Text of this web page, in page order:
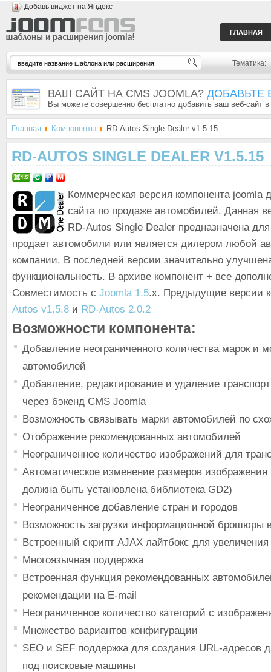
Добавь виджет на Яндекс
ГЛАВНАЯ
Тематика:
ВАШ САЙТ НА CMS JOOMLA? ДОБАВЬТЕ
Вы можете совершенно бесплатно добавить ваш веб-сайт
Главная Компоненты RD-Autos Single Dealer v1.5.15
RD-AUTOS SINGLE DEALER V1.5.15
Коммерческая версия компонента joomla
сайта по продаже автомобилей. Данная
RD-Autos Single Dealer предназначена
продает автомобили или является дилером любой
компании. В последней версии значительно
функциональность. В архиве компонент + все
Совместимость с Joomla 1.5.x. Предыдущие версии
Autos v1.5.8 и RD-Autos 2.0.2
Возможности компонента:
Добавление неограниченного количества марок и
автомобилей
Добавление, редактирование и удаление
через бэкенд CMS Joomla
Возможность связывать марки автомобилей по
Отображение рекомендованных автомобилей
Неограниченное количество изображений для
Автоматическое изменение размеров изображения
должна быть установлена библиотека GD2)
Неограниченное добавление стран и городов
Возможность загрузки информационной брошюры
Встроенный скрипт AJAX лайтбокс для
Многоязычная поддержка
Встроенная функция рекомендованных
рекомендации на E-mail
Неограниченное количество категорий с
Множество вариантов конфигурации
SEO и SEF поддержка для создания URL-адресов
под поисковые машины